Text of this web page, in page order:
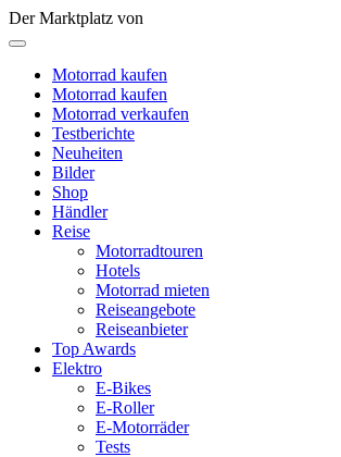
Der Marktplatz von
Motorrad kaufen
Motorrad kaufen
Motorrad verkaufen
Testberichte
Neuheiten
Bilder
Shop
Händler
Reise
Motorradtouren
Hotels
Motorrad mieten
Reiseangebote
Reiseanbieter
Top Awards
Elektro
E-Bikes
E-Roller
E-Motorräder
Tests